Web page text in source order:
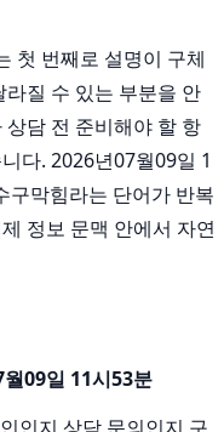
첫 번째로 설명이 구체
질 수 있는 부분을 안
담 전 준비해야 할 항
다. 2026년07월09일 1
구막힘라는 단어가 반복
정보 문맥 안에서 자연
09일 11시53분
인지 상담 문의인지 구